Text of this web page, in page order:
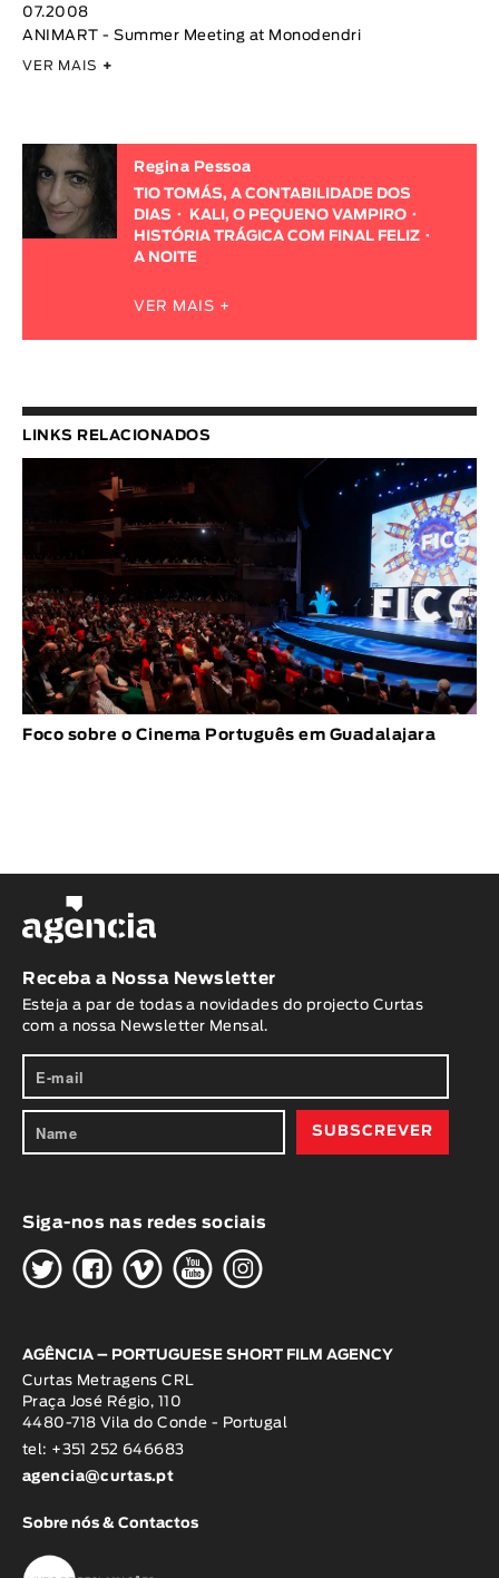
07.2008
ANIMART - Summer Meeting at Monodendri
VER MAIS +
Regina Pessoa
TIO TOMÁS, A CONTABILIDADE DOS
DIAS
KALI, O PEQUENO VAMPIRO
HISTÓRIA TRÁGICA COM FINAL FELIZ
A NOITE
VER MAIS +
LINKS RELACIONADOS
Foco sobre o Cinema Português em Guadalajara
Receba a Nossa Newsletter
Esteja a par de todas a novidades do projecto Curtas
com a nossa Newsletter Mensal.
Siga-nos nas redes sociais
HGWOK
AGÊNCIA – PORTUGUESE SHORT FILM AGENCY
Curtas Metragens CRL
Praça José Régio, 110
4480-718 Vila do Conde - Portugal
tel: +351 252 646683
agencia@curtas.pt
Sobre nós & Contactos